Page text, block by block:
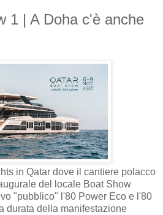
1 | A Doha c'è anche
in Qatar dove il cantiere polacco
del locale Boat Show
"pubblico" l'80 Power Eco e l'80
durata della manifestazione